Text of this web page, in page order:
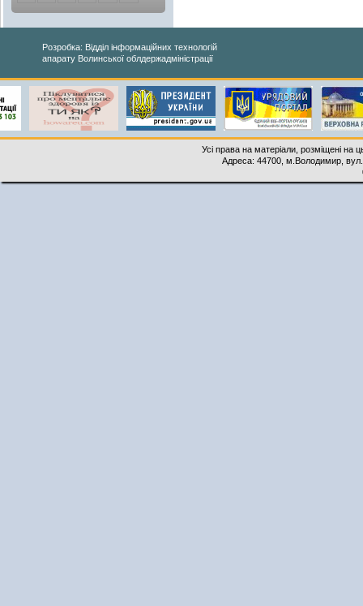
Розробка: Відділ інформаційних технологій
апарату Волинської облдержадміністрації
Усі права на матеріали, розміщені на
Адреса: 44700, м.Володимир,